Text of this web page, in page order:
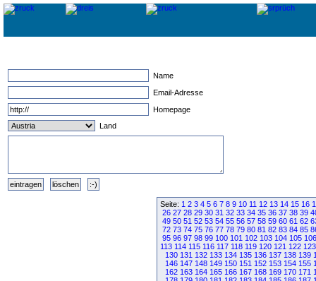
Name
Email-Adresse
Homepage
Land
Seite: 1 2 3 4 5 6 7 8 9 10 11 12 13 14 15 16
26 27 28 29 30 31 32 33 34 35 36 37 38 39
49 50 51 52 53 54 55 56 57 58 59 60 61 62
72 73 74 75 76 77 78 79 80 81 82 83 84 85
95 96 97 98 99 100 101 102 103 104 105 106
113 114 115 116 117 118 119 120 121 122 123
130 131 132 133 134 135 136 137 138 139
146 147 148 149 150 151 152 153 154 155
162 163 164 165 166 167 168 169 170 171